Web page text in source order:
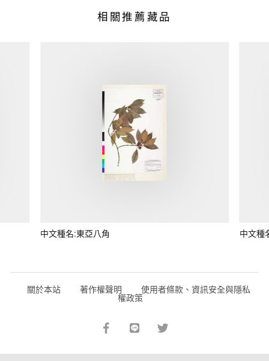
相關推薦藏品
中文種名:東亞八角 中文種
關於本站 著作權聲明 使用者條款、資訊安全與隱私
權政策